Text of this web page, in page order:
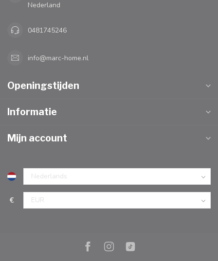
Nederland
0481745246
info@marc-home.nl
Openingstijden
Informatie
Mijn account
€